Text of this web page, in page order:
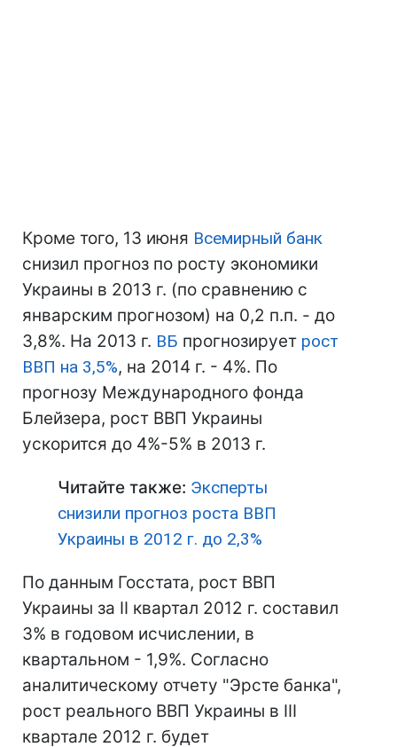
Кроме того, 13 июня Всемирный банк
снизил прогноз по росту экономики
Украины в 2013 г. (по сравнению с
январским прогнозом) на 0,2 п.п. - до
3,8%. На 2013 г. ВБ прогнозирует рост
ВВП на 3,5%, на 2014 г. - 4%. По
прогнозу Международного фонда
Блейзера, рост ВВП Украины
ускорится до 4%-5% в 2013 г.
Читайте также: Эксперты
снизили прогноз роста ВВП
Украины в 2012 г. до 2,3%
По данным Госстата, рост ВВП
Украины за II квартал 2012 г. составил
3% в годовом исчислении, в
квартальном - 1,9%. Согласно
аналитическому отчету "Эрсте банка",
рост реального ВВП Украины в III
квартале 2012 г. будет